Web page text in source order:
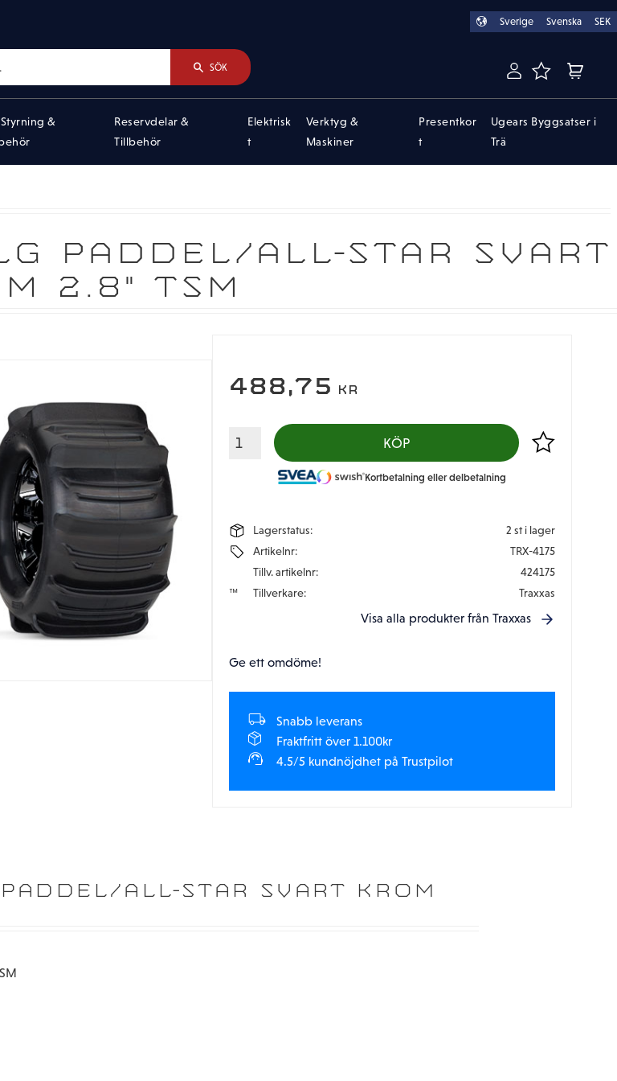
Sverige Svenska SEK
SÖK FAVORITER
Styrning &
Reservdelar &
Tillbehör
Elektrisk
t
Verktyg &
Maskiner
Presentkor
t
Ugears Byggsatser i
Trä
PADDEL/ALL-STAR SVART
2.8" TSM
488,75 KR
KÖP Lägg till i
Kortbetalning eller delbetalning
Lagerstatus
2 st i lager
Artikelnr
TRX-4175
Tillv. artikelnr
424175
Tillverkare
Traxxas
Visa alla produkter från Traxxas
Ge ett omdöme!
Snabb leverans
Fraktfritt över 1.100kr
4.5/5 kundnöjdhet på Trustpilot
ALL-STAR SVART KROM